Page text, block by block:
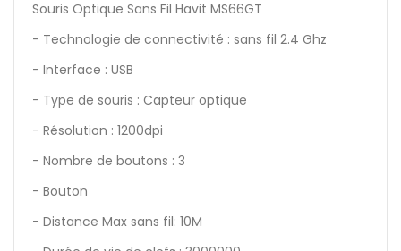
Souris Optique Sans Fil Havit MS66GT
- Technologie de connectivité : sans fil 2.4 Ghz
- Interface : USB
- Type de souris : Capteur optique
- Résolution : 1200dpi
- Nombre de boutons : 3
- Bouton
- Distance Max sans fil: 10M